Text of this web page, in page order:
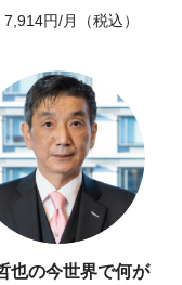
円/月（税込）
也の今世界で何が